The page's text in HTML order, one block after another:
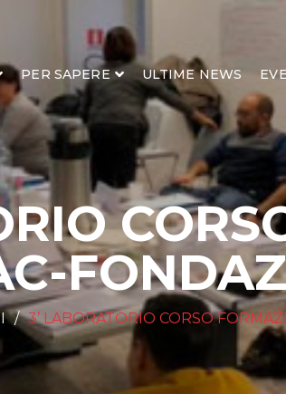
PER SAPERE ULTIME NEWS
3’ LABORATORIO CORSO